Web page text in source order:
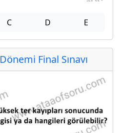
C D E
Final Sınavı